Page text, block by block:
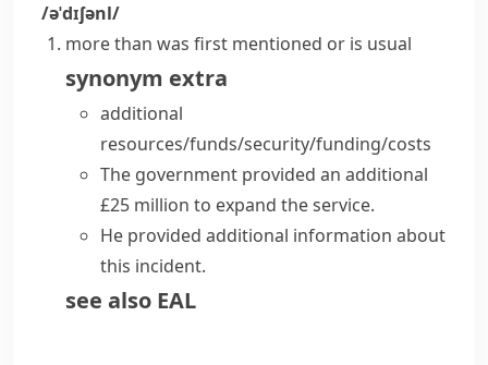
/əˈdɪʃənl/
more than was first mentioned or is usual
synonym extra
additional
resources/funds/security/funding/costs
The government provided an additional
£25 million to expand the service.
He provided additional information about
this incident.
see also EAL